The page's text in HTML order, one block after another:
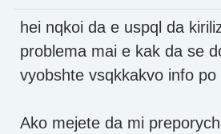
hei nqkoi da e uspql da
problema mai e kak da se
vyobshte vsqkkakvo info
Ako mejete da mi